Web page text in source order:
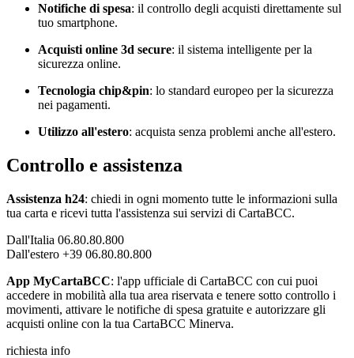
Notifiche di spesa: il controllo degli acquisti direttamente sul
tuo smartphone.
Acquisti online 3d secure: il sistema intelligente per la
sicurezza online.
Tecnologia chip&pin: lo standard europeo per la sicurezza
nei pagamenti.
Utilizzo all'estero: acquista senza problemi anche all'estero.
Controllo e assistenza
Assistenza h24: chiedi in ogni momento tutte le informazioni sulla
tua carta e ricevi tutta l'assistenza sui servizi di CartaBCC.
Dall'Italia 06.80.80.800
Dall'estero +39 06.80.80.800
App MyCartaBCC: l'app ufficiale di CartaBCC con cui puoi
accedere in mobilità alla tua area riservata e tenere sotto controllo i
movimenti, attivare le notifiche di spesa gratuite e autorizzare gli
acquisti online con la tua CartaBCC Minerva.
richiesta info